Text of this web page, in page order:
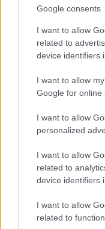
Google consents
I want to allow
related to
device identifiers
I want to allow
Google for online
I want to allow
personalized
I want to allow
related to
device identifiers
I want to allow
related to
Fotó: Szécsi István /